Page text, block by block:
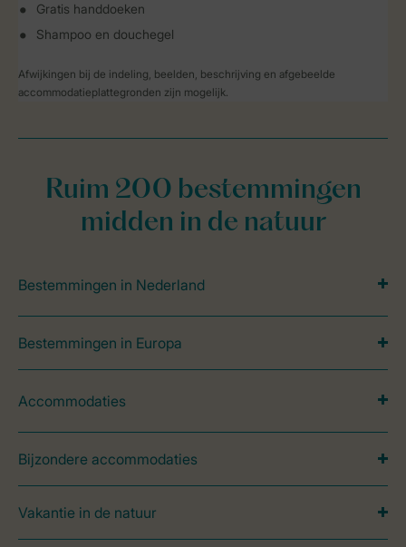
Gratis handdoeken
Shampoo en douchegel
Afwijkingen bij de indeling, beelden, beschrijving en afgebeelde
accommodatieplattegronden zijn mogelijk.
Ruim 200 bestemmingen
midden in de natuur
Bestemmingen in Nederland
Bestemmingen in Europa
Accommodaties
Bijzondere accommodaties
Vakantie in de natuur